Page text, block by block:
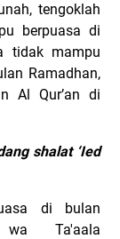
tengoklah
berpuasa di
tidak mampu
Ramadhan,
Al Qur’an di
shalat ‘Ied
di bulan
wa Ta'aala